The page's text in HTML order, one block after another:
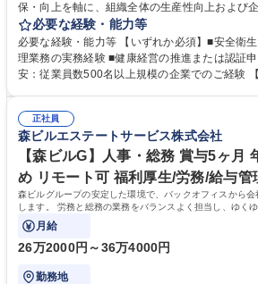
保・向上を軸に、組織全体の生産性向上および
営層と密接に連携しながら、定型業務にとどま
などの上流工程から関与していただきます。 【主な業務内容】■安全衛生
業務（ストレスチェック、健康診断の運用、産
経営認証取得に向けた企画・推進■労務管理（労
を底上げすべく、ともにご活躍いただける方の増員
職種 【人事・労務担当】安全衛生・健康経営推
舗メーカー
必要な経験・能力等
必要な経験・能力等 【いずれか必須】■安全衛
理業務の実務経験 ■健康経営の推進または認証
安：従業員数500名以上規模の企業でのご経験 【求める人物像】■周囲
部門と連携しながら業務を推進できる方■Excel
使用経験をお持ちの方 学歴・資格 学歴：大学院 大学 高専 短大 専修学校
高校 語学力： 資格：
正社員
森ビルエステートサービス株式会社
【森ビルG】人事・総務 賞与5ヶ月
め リモート可 福利厚生/労務/給与管
森ビルグループの安定した環境で、バックオフィスから
します。 労務と総務の業務をバランスよく担当し、ゆく
にも挑戦できる、やりがいある環境です。
月給
26万2000円～36万4000円
勤務地